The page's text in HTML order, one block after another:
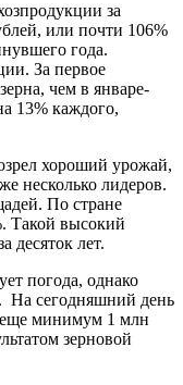
за
или почти 106%
года.
За первое
чем в январе-
13% каждого,
хороший урожай,
несколько лидеров.
По стране
Такой высокий
десяток лет.
погода, однако
сегодняшний день
еще минимум 1 млн
зерновой